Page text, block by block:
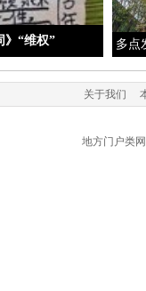
》“维权” 多点
关于我们
地方门户类